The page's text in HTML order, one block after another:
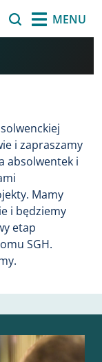
MENU
i zapraszamy
absolwentek i
Mamy
i będziemy
etap
SGH.